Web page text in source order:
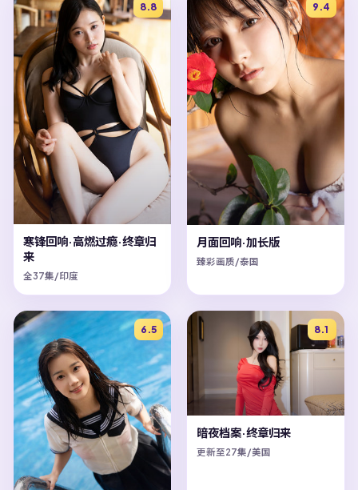
8.8
寒锋回响·高燃过瘾·终章归
来
全37集/印度
9.4
月面回响·加长版
臻彩画质/泰国
6.5 8.1
暗夜档案·终章归来
更新至27集/美国